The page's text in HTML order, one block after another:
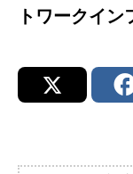
トワークイン